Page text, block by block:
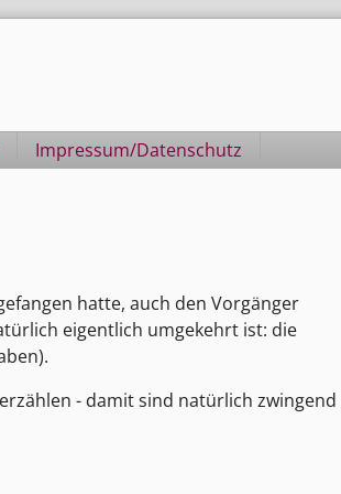
Impressum/Datenschutz
hatte, auch den Vorgänger
eigentlich umgekehrt ist: die
- damit sind natürlich zwingend